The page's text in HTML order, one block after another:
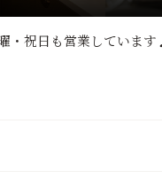
・祝日も営業していま